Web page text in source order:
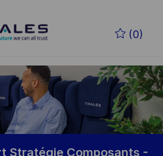
(0)
Stratégie Composants -